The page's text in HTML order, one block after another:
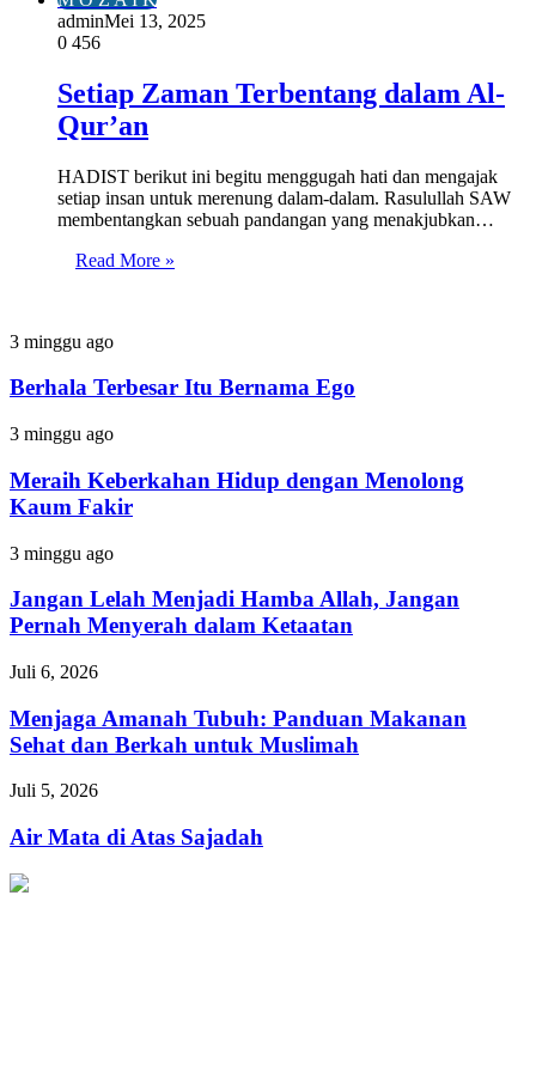
adminMei 13, 2025
0 456
Setiap Zaman Terbentang dalam Al-
Qur’an
HADIST berikut ini begitu menggugah hati dan mengajak
setiap insan untuk merenung dalam-dalam. Rasulullah SAW
membentangkan sebuah pandangan yang menakjubkan…
Read More »
Berhala
Itu
Ego
3 minggu ago
Berhala Terbesar Itu Bernama Ego
Meraih
Hidup
dengan
Menolong
Fakir
3 minggu ago
Meraih Keberkahan Hidup dengan Menolong
Kaum Fakir
Jangan
Menjadi
Hamba
Allah,
Pernah
dalam
Ketaatan
3 minggu ago
Jangan Lelah Menjadi Hamba Allah, Jangan
Pernah Menyerah dalam Ketaatan
Menjaga
Tubuh:
Panduan
Makanan
dan
untuk
Juli 6, 2026
Menjaga Amanah Tubuh: Panduan Makanan
Sehat dan Berkah untuk Muslimah
Air
di
Atas
Sajadah
Juli 5, 2026
Air Mata di Atas Sajadah